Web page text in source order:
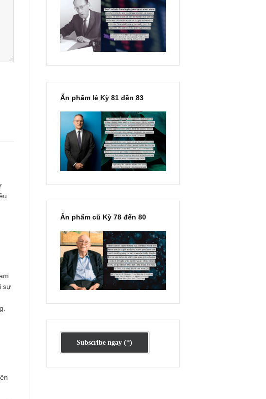
của sự
đc nhiều
S.A.F.E team
kết hợp với sự
“Đừng sợ mua cổ phiếu dài
hạn chỉ vì chiến tranh”, ngài
Philip Fisher
Ấn phẩm lẻ Kỳ 81 đến 83